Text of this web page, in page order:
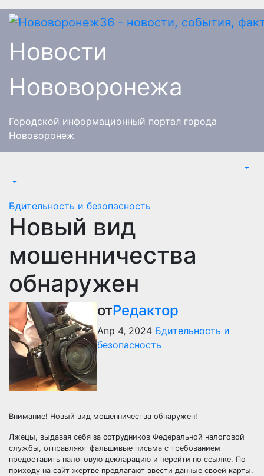
Перейти
Новости
Нововоронежа
Городской информационный портал города
Нововоронеж
Бдительность и безопасность
Новый вид
мошенничества
обнаружен
отРедактор
Апр 4, 2024 Бдительность и
безопасность
Внимание! Новый вид мошенничества обнаружен!
Лжецы, выдавая себя за сотрудников Федеральной налоговой
службы, отправляют фальшивые письма с требованием
предоставить налоговую декларацию и перейти по ссылке. По
приходу на сайт жертве предлагают ввести данные своей карты.